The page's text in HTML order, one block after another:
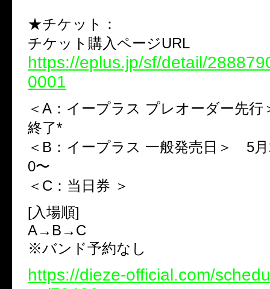
★チケット：
チケット購入ページURL
https://eplus.jp/sf/detail/
0001
＜A：イープラス プレオーダー先
終了*
＜B：イープラス 一般発売日＞ 5
0〜
＜C：当日券 ＞
[入場順]
A→B→C
※バンド予約なし
https://dieze-official.com/